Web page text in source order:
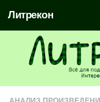
Литрекон